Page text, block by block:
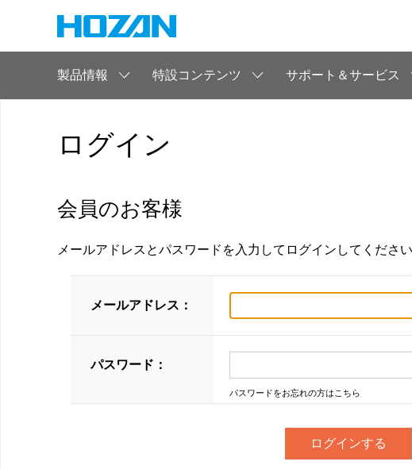
製品情報 特設コンテンツ サポート＆サービス
ログイン
会員のお客様
メールアドレスとパスワードを入力してログインしてください
メールアドレス：
パスワード：
パスワードをお忘れの方はこちら